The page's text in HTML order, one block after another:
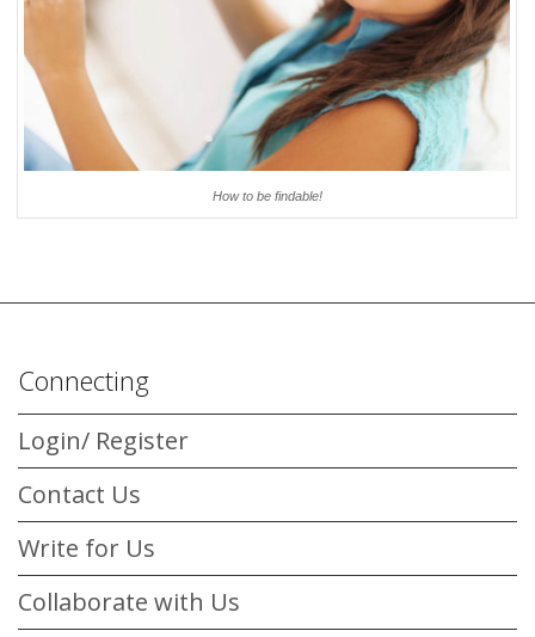
How to be findable!
Connecting
Login/ Register
Contact Us
Write for Us
Collaborate with Us